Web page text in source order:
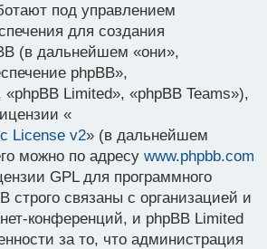
под управлением
для создания
(в дальнейшем «они»,
phpBB»,
Limited», «phpBB Teams»),
«
License v2» (в дальнейшем
можно по адресу www.phpbb.com
GPL для программного
строго связаны с организацией и
конференций, и phpBB Limited
за то, что администрация